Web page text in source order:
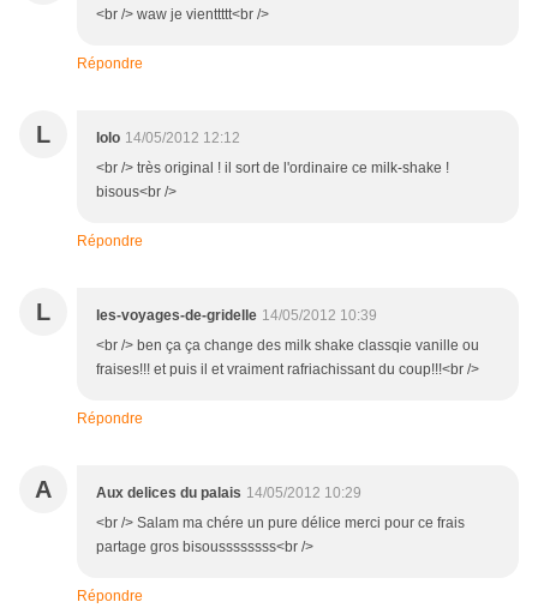
<br /> waw je vienttttt<br />
Répondre
L lolo 14/05/2012 12:12
<br /> très original ! il sort de l'ordinaire ce milk-shake !
bisous<br />
Répondre
L les-voyages-de-gridelle 14/05/2012 10:39
<br /> ben ça ça change des milk shake classqie vanille ou
fraises!!! et puis il et vraiment rafriachissant du coup!!!<br />
Répondre
A Aux delices du palais 14/05/2012 10:29
<br /> Salam ma chére un pure délice merci pour ce frais
partage gros bisoussssssss<br />
Répondre